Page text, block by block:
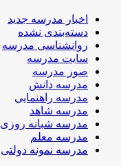
اخبار مدرسه جدید
دسته‌بندی نشده
روانشناسی مدرسه
سایت مدرسه
صور مدرسه
مدرسه دانش
مدرسه راهنمایی
مدرسه شاهد
مدرسه شبانه روزی
مدرسه معلم
مدرسه نمونه دولتی